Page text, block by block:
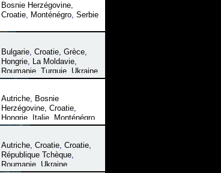
Bosnie Herzégovine,
Croatie, Monténégro, Serbie
Bulgarie, Croatie, Grèce,
Hongrie, La Moldavie,
Roumanie, Turquie, Ukraine
Autriche, Bosnie
Herzégovine, Croatie,
Hongrie, Italie, Monténégro,
Serbie,Slovaquie,Slovénie
Autriche, Croatie, Croatie,
République Tchèque,
Roumanie, Ukraine